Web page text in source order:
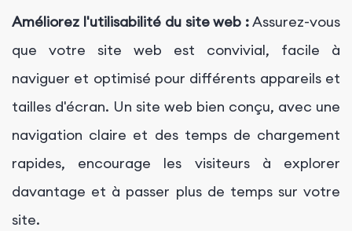
Améliorez l'utilisabilité du site web :Assurez-vous
que votre site web est convivial, facile à
naviguer et optimisé pour différents appareils et
tailles d'écran. Un site web bien conçu, avec une
navigation claire et des temps de chargement
rapides, encourage les visiteurs à explorer
davantage et à passer plus de temps sur votre
site.